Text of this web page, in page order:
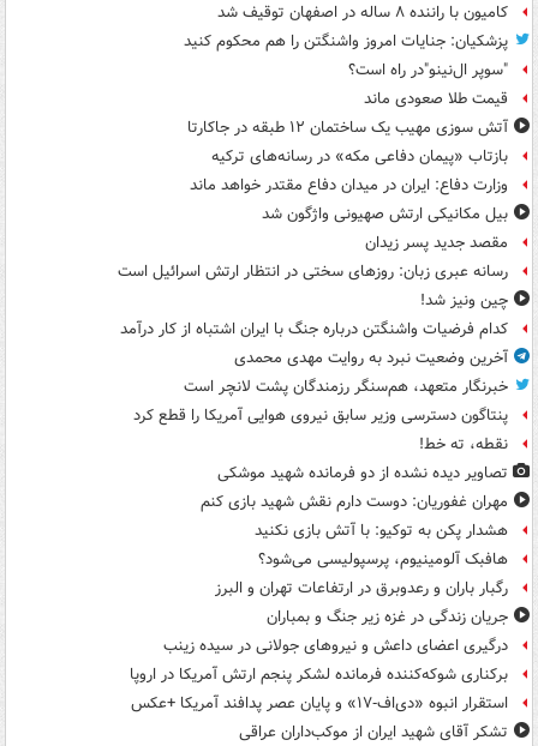
کامیون با راننده ۸ ساله در اصفهان توقیف شد
پزشکیان: جنایات امروز واشنگتن را هم محکوم کنید
"سوپر ال‌نینو"در راه است؟
قیمت طلا صعودی ماند
آتش سوزی مهیب یک ساختمان ۱۲ طبقه در جاکارتا
بازتاب «پیمان دفاعی مکه» در رسانه‌های ترکیه
وزارت دفاع: ایران در میدان دفاع مقتدر خواهد ماند
بیل مکانیکی ارتش صهیونی واژگون شد
مقصد جدید پسر زیدان
رسانه عبری زبان: روزهای سختی در انتظار ارتش اسرائیل است
چین ونیز شد!
کدام فرضیات واشنگتن درباره جنگ با ایران اشتباه از کار درآمد
آخرین وضعیت نبرد به روایت مهدی محمدی
خبرنگار متعهد، هم‌سنگر رزمندگان پشت لانچر است
پنتاگون دسترسی وزیر سابق نیروی هوایی آمریکا را قطع کرد
نقطه، ته خط!
تصاویر دیده‌ نشده از دو فرمانده شهید موشکی
مهران غفوریان: دوست دارم نقش شهید بازی کنم
هشدار پکن به توکیو: با آتش بازی نکنید
هافبک آلومینیوم، پرسپولیسی می‌شود؟
رگبار باران و رعدوبرق در ارتفاعات تهران و البرز
جریان زندگی در غزه زیر جنگ و بمباران
درگیری اعضای داعش و نیروهای جولانی در سیده زینب
برکناری شوکه‌کننده فرمانده لشکر پنجم ارتش آمریکا در اروپا
استقرار انبوه «دی‌اف‑۱۷» و پایان عصر پدافند آمریکا +عکس
تشکر آقای شهید ایران از موکب‌داران عراقی